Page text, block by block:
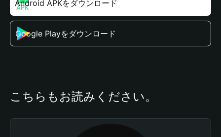
Android APKをダウンロード
Google Playをダウンロード
こちらもお読みください。